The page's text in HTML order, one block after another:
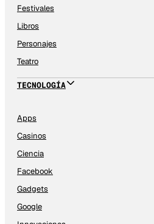
Festivales
Libros
Personajes
Teatro
TECNOLOGÍA
Apps
Casinos
Ciencia
Facebook
Gadgets
Google